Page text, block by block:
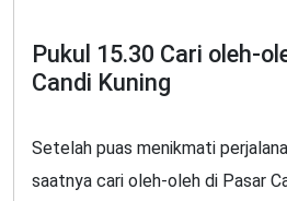
Pukul 15.30 Cari oleh-
Candi Kuning
Setelah puas menikmati
saatnya cari oleh-oleh di Pasar